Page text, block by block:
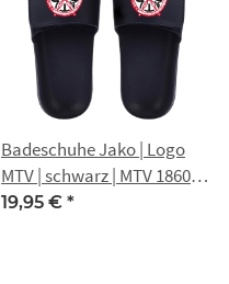
Badeschuhe Jako | Logo
MTV | schwarz | MTV 1860
Erfurt
19,95 € *